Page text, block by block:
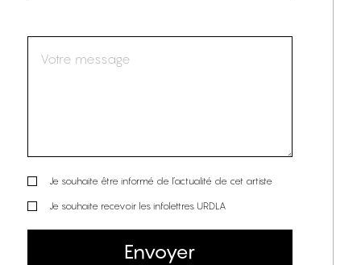
Je souhaite être informé de l’actualité de cet artiste
Je souhaite recevoir les infolettres URDLA
Envoyer